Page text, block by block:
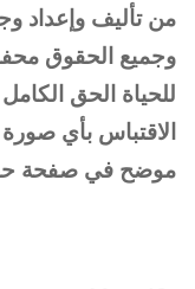
من تأليف وإعداد
وجميع الحقوق
للحياة الحق
الاقتباس بأي
موضح في صفحة